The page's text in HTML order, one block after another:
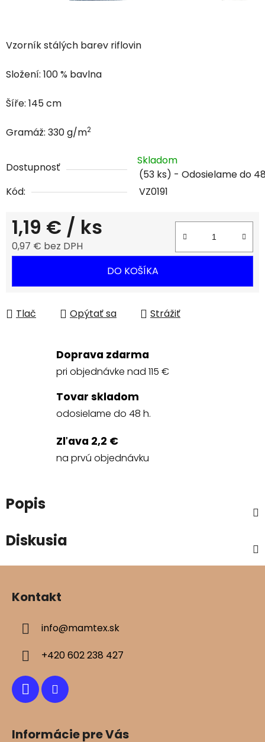
Vzorník stálých barev riflovin
Složení: 100 % bavlna
Šíře: 145 cm
Gramáž: 330 g/m2
Dostupnosť
Skladom
(53 ks)
Kód:
VZ0191
1,19 € / ks
0,97 € bez DPH
DO KOŠÍKA
Tlač Opýtať sa Strážiť
Doprava zdarma
pri objednávke nad 115 €
Tovar skladom
odosielame do 48 h.
Zľava 2,2 €
na prvú objednávku
Popis
Diskusia
Kontakt
info@mamtex.sk
+420 602 238 427
Informácie pre Vás